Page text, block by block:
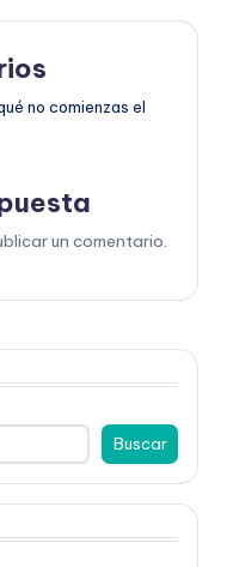
no comienzas el
un comentario.
Buscar